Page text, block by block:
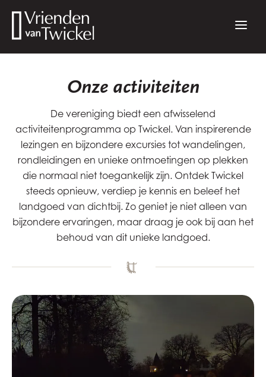
Onze activiteiten
De vereniging biedt een afwisselend
activiteitenprogramma op Twickel. Van inspirerende
lezingen en bijzondere excursies tot wandelingen,
rondleidingen en unieke ontmoetingen op plekken
die normaal niet toegankelijk zijn. Ontdek Twickel
steeds opnieuw, verdiep je kennis en beleef het
landgoed van dichtbij. Zo geniet je niet alleen van
bijzondere ervaringen, maar draag je ook bij aan het
behoud van dit unieke landgoed.